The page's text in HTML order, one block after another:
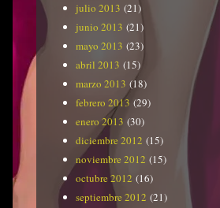
julio 2013 (21)
junio 2013 (21)
mayo 2013 (23)
abril 2013 (15)
marzo 2013 (18)
febrero 2013 (29)
enero 2013 (30)
diciembre 2012 (15)
noviembre 2012 (15)
octubre 2012 (16)
septiembre 2012 (21)